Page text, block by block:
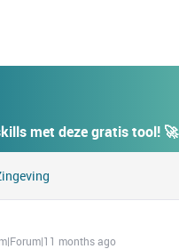
met deze gratis tool! 🚀
months ago